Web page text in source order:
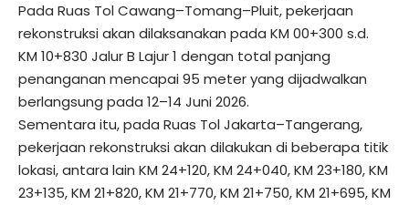
Pada Ruas Tol Cawang–Tomang–Pluit, pekerjaan
rekonstruksi akan dilaksanakan pada KM 00+300 s.d.
KM 10+830 Jalur B Lajur 1 dengan total panjang
penanganan mencapai 95 meter yang dijadwalkan
berlangsung pada 12–14 Juni 2026.
Sementara itu, pada Ruas Tol Jakarta–Tangerang,
pekerjaan rekonstruksi akan dilakukan di beberapa titik
lokasi, antara lain KM 24+120, KM 24+040, KM 23+180, KM
23+135, KM 21+820, KM 21+770, KM 21+750, KM 21+695, KM